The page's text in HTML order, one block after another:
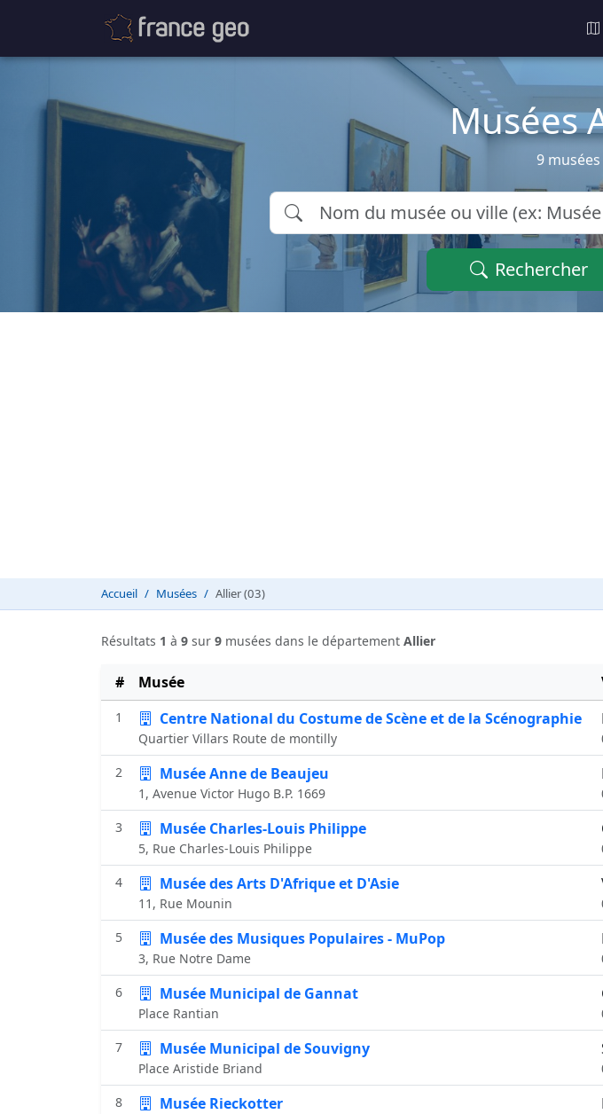
Musées
9
Rechercher
Accueil Musées Allier (03)
Résultats 1 à 9 sur 9 musées dans le département Allier
# Musée
1 Centre National du Costume de Scène et de la Scénographie
Quartier Villars Route de montilly
2 Musée Anne de Beaujeu
1, Avenue Victor Hugo B.P. 1669
3 Musée Charles-Louis Philippe
5, Rue Charles-Louis Philippe
4 Musée des Arts D'Afrique et D'Asie
11, Rue Mounin
5 Musée des Musiques Populaires - MuPop
3, Rue Notre Dame
6 Musée Municipal de Gannat
Place Rantian
7 Musée Municipal de Souvigny
Place Aristide Briand
8 Musée Rieckotter